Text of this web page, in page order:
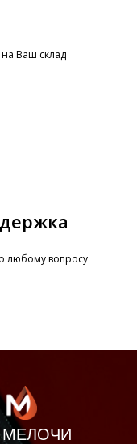
Ваш склад
любому вопросу